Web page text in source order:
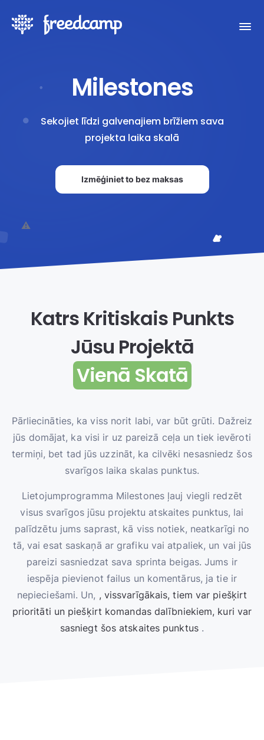
Milestones
Sekojiet līdzi galvenajiem brīžiem sava
projekta laika skalā
Izmēģiniet to bez maksas
Katrs Kritiskais Punkts
Jūsu Projektā
Vienā Skatā
Pārliecināties, ka viss norit labi, var būt grūti. Dažreiz
jūs domājat, ka visi ir uz pareizā ceļa un tiek ievēroti
termiņi, bet tad jūs uzzināt, ka cilvēki nesasniedz šos
svarīgos laika skalas punktus.
Lietojumprogramma Milestones ļauj viegli redzēt
visus svarīgos jūsu projektu atskaites punktus, lai
palīdzētu jums saprast, kā viss notiek, neatkarīgi no
tā, vai esat saskaņā ar grafiku vai atpaliek, un vai jūs
pareizi sasniedzat sava sprinta beigas. Jums ir
iespēja pievienot failus un komentārus, ja tie ir
nepieciešami. Un, , vissvarīgākais, tiem var piešķirt
prioritāti un piešķirt komandas dalībniekiem, kuri var
sasniegt šos atskaites punktus .